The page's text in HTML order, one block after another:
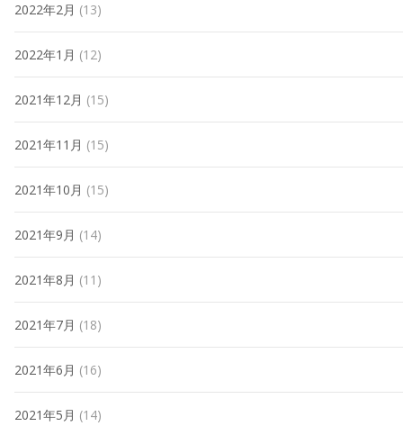
2022年2月 (13)
2022年1月 (12)
2021年12月 (15)
2021年11月 (15)
2021年10月 (15)
2021年9月 (14)
2021年8月 (11)
2021年7月 (18)
2021年6月 (16)
2021年5月 (14)